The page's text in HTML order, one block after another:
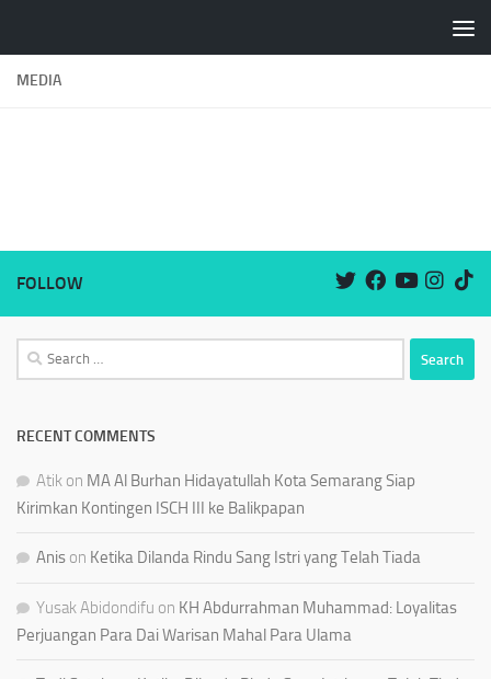
MEDIA
FOLLOW
RECENT COMMENTS
Atik on MA Al Burhan Hidayatullah Kota Semarang Siap
Kirimkan Kontingen ISCH III ke Balikpapan
Anis on Ketika Dilanda Rindu Sang Istri yang Telah Tiada
Yusak Abidondifu on KH Abdurrahman Muhammad: Loyalitas
Perjuangan Para Dai Warisan Mahal Para Ulama